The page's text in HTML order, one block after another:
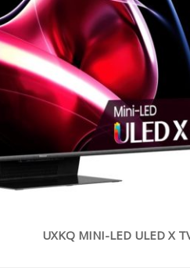
UXKQ MINI-LED ULED X